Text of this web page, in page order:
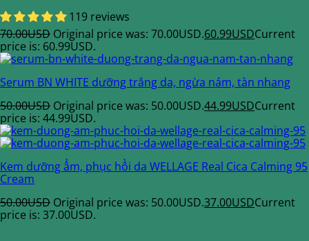
119 reviews
70.00USD Original price was: 70.00USD.60.99USDCurrent
price is: 60.99USD.
Serum BN WHITE dưỡng trắng da, ngừa nám, tàn nhang
50.00USD Original price was: 50.00USD.44.99USDCurrent
price is: 44.99USD.
Kem dưỡng ẩm, phục hồi da WELLAGE Real Cica Calming 95
Cream
50.00USD Original price was: 50.00USD.37.00USDCurrent
price is: 37.00USD.